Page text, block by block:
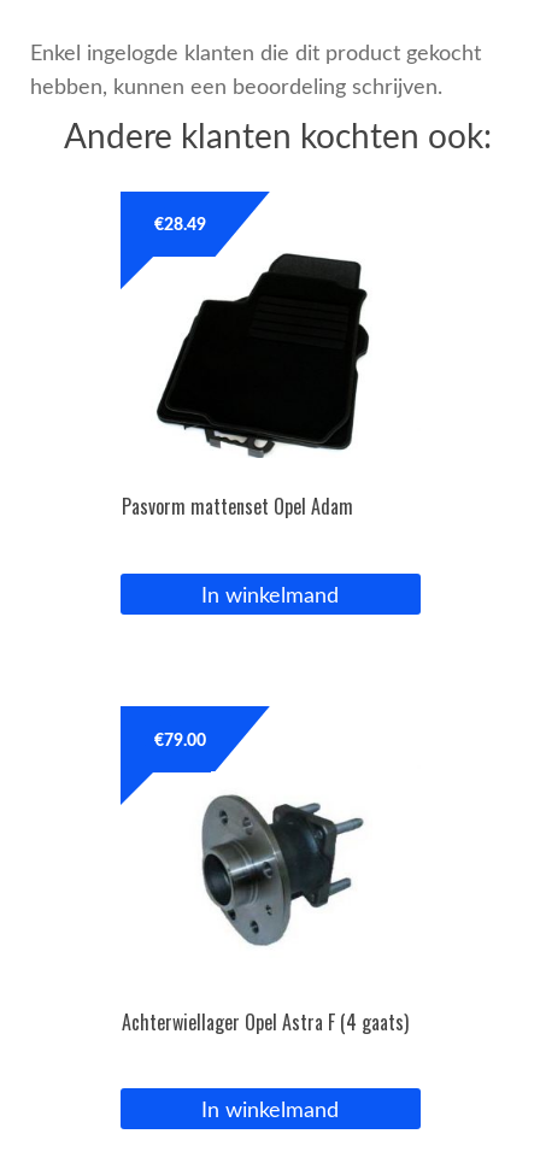
Enkel ingelogde klanten die dit product gekocht
hebben, kunnen een beoordeling schrijven.
Andere klanten kochten ook:
Pasvorm mattenset Opel Adam
€28.49
In winkelmand
Achterwiellager Opel Astra F (4 gaats)
€79.00
In winkelmand